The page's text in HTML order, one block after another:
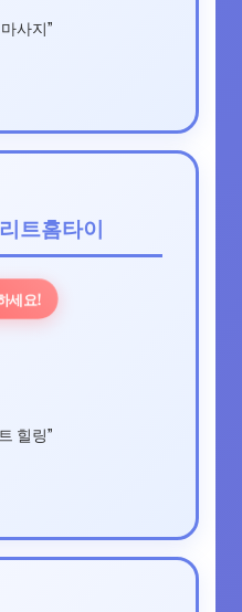
사지”
트홈타이
세요!
힐링”